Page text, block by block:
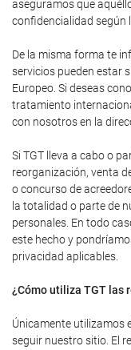
aseguramos que
confidencialidad según
De la misma forma te
servicios pueden estar
Europeo. Si deseas
tratamiento
con nosotros en la
Si TGT lleva a cabo o
reorganización, venta
o concurso de
la totalidad o parte de
personales. En todo
este hecho y
privacidad aplicables.
¿Cómo utiliza TGT las
Únicamente utilizamos
seguir nuestro sitio. El